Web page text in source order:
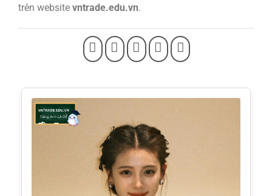
trên website vntrade.edu.vn.